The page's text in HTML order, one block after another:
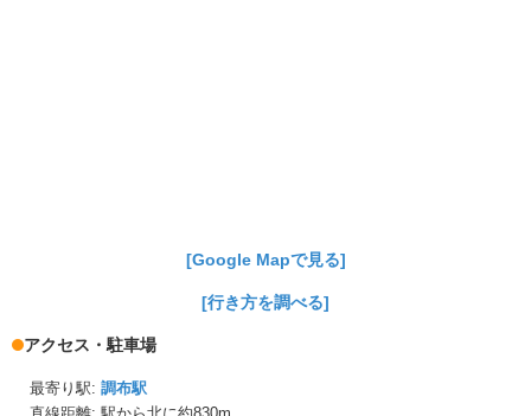
[Google Mapで見る]
[行き方を調べる]
アクセス・駐車場
最寄り駅: 調布駅